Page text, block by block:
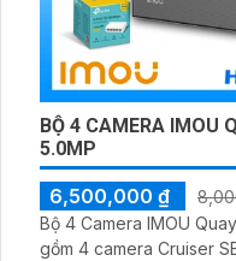
BỘ 4 CAMERA IMOU
5.0MP
6,500,000 ₫
Bộ 4 Camera IMOU
gồm 4 camera Cruiser